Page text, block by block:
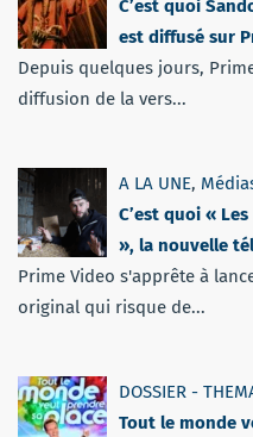
C’est quoi
est diffusé sur
Depuis quelques jours,
diffusion de la vers...
A LA UNE,
C’est quoi «
», la nouvelle
Prime Video s'apprête à
original qui risque de...
DOSSIER -
Tout le monde